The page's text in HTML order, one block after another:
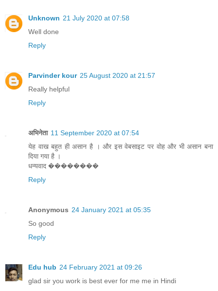
Unknown 21 July 2020 at 07:58
Well done
Reply
Parvinder kour 25 August 2020 at 21:57
Really helpful
Reply
अभिनेता 11 September 2020 at 07:54
येह वाख बहुत ही असान है । और इस वेबसाइट पर वोह और भी असान बना
दिया गया है ।
धन्यवाद ��������
Reply
Anonymous 24 January 2021 at 05:35
So good
Reply
Edu hub 24 February 2021 at 09:26
glad sir you work is best ever for me me in Hindi